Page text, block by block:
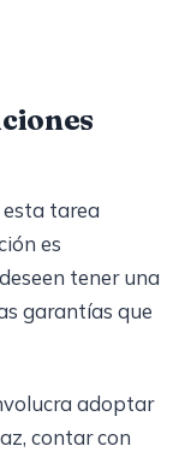
esta tarea
es
tener una
garantías que
adoptar
contar con